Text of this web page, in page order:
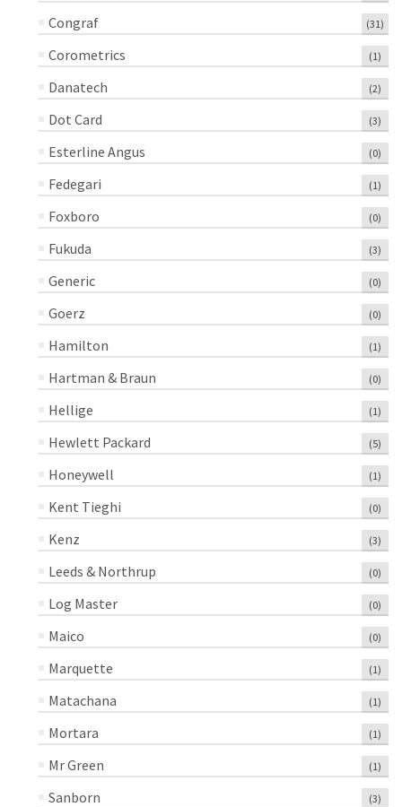
Congraf (31)
Corometrics (1)
Danatech (2)
Dot Card (3)
Esterline Angus (0)
Fedegari (1)
Foxboro (0)
Fukuda (3)
Generic (0)
Goerz (0)
Hamilton (1)
Hartman & Braun (0)
Hellige (1)
Hewlett Packard (5)
Honeywell (1)
Kent Tieghi (0)
Kenz (3)
Leeds & Northrup (0)
Log Master (0)
Maico (0)
Marquette (1)
Matachana (1)
Mortara (1)
Mr Green (1)
Sanborn (3)